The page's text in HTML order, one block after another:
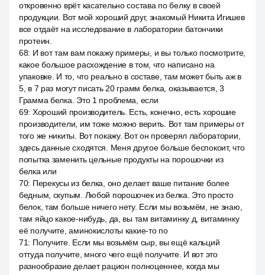
откровенно врёт касательно состава по белку в своей
продукции. Вот мой хороший друг, знакомый Никита Игишев
все отдаёт на исследование в лаборатории батончики
протеин.
68: И вот там вам покажу примеры, и вы только посмотрите,
какое большое расхождение в том, что написано на
упаковке. И то, что реально в составе, там может быть аж в
5, в 7 раз могут писать 20 грамм белка, оказывается, 3
Грамма белка. Это 1 проблема, если
69: Хороший производитель. Есть, конечно, есть хорошие
производители, им тоже можно верить. Вот там примеры от
того же никиты. Вот покажу. Вот он проверял лаборатории,
здесь данные сходятся. Меня другое больше беспокоит, что
попытка заменить цельные продукты на порошочки из
белка или
70: Перекусы из белка, оно делает ваше питание более
бедным, скупым. Любой порошочек из белка. Это просто
белок, там больше ничего нету. Если мы возьмём, не знаю,
там яйцо какое-нибудь, да, вы там витаминку д, витаминку
её получите, аминокислоты какие-то по
71: Получите. Если мы возьмём сыр, вы ещё кальций
оттуда получите, много чего ещё получите. И вот это
разнообразие делает рацион полноценнее, когда мы